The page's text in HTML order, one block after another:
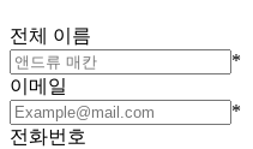
전체 이름
*
이메일
*
전화번호